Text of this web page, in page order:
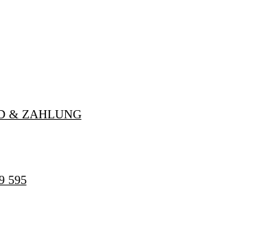
& ZAHLUNG
595